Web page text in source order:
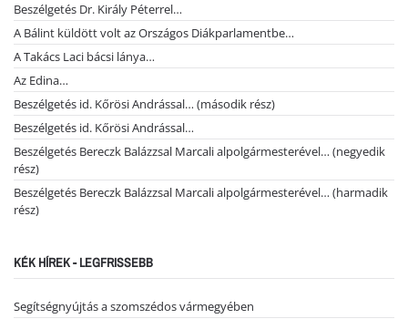
Beszélgetés Dr. Király Péterrel…
A Bálint küldött volt az Országos Diákparlamentbe…
A Takács Laci bácsi lánya…
Az Edina…
Beszélgetés id. Kőrösi Andrással… (második rész)
Beszélgetés id. Kőrösi Andrással…
Beszélgetés Bereczk Balázzsal Marcali alpolgármesterével… (negyedik
rész)
Beszélgetés Bereczk Balázzsal Marcali alpolgármesterével… (harmadik
rész)
KÉK HÍREK - LEGFRISSEBB
Segítségnyújtás a szomszédos vármegyében